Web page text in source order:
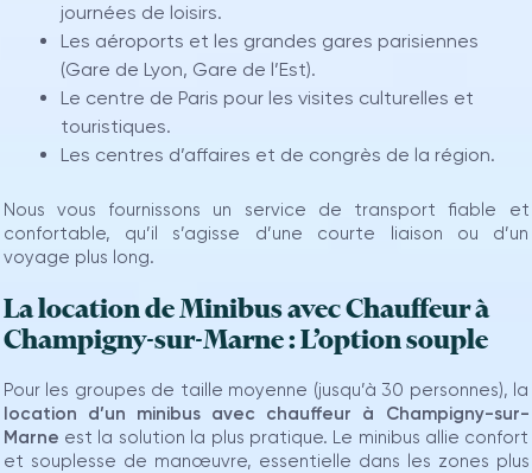
journées de loisirs.
Les aéroports et les grandes gares parisiennes
(Gare de Lyon, Gare de l’Est).
Le centre de Paris pour les visites culturelles et
touristiques.
Les centres d’affaires et de congrès de la région.
Nous vous fournissons un service de transport fiable et
confortable, qu’il s’agisse d’une courte liaison ou d’un
voyage plus long.
La location de Minibus avec Chauffeur à
Champigny-sur-Marne : L’option souple
Pour les groupes de taille moyenne (jusqu’à 30 personnes), la
location d’un minibus avec chauffeur à Champigny-sur-
Marne est la solution la plus pratique. Le minibus allie confort
et souplesse de manœuvre, essentielle dans les zones plus